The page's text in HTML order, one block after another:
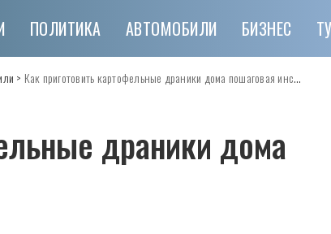
ПОЛИТИКА АВТОМОБИЛИ БИЗНЕС
> Как приготовить картофельные драники дома пошаговая инструкция
драники дома